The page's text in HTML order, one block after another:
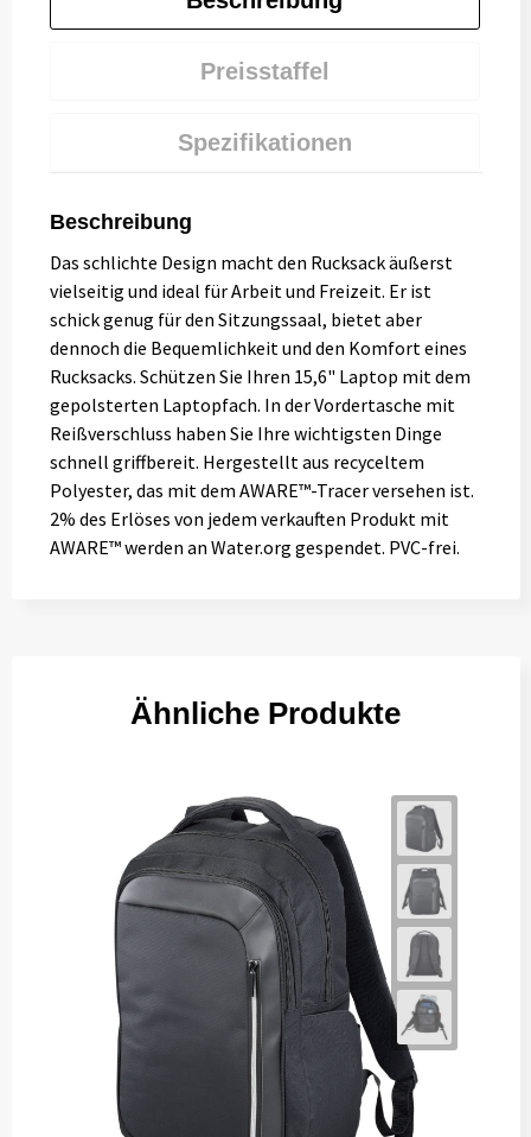
Preisstaffel
Spezifikationen
Beschreibung
Das schlichte Design macht den Rucksack äußerst
vielseitig und ideal für Arbeit und Freizeit. Er ist
schick genug für den Sitzungssaal, bietet aber
dennoch die Bequemlichkeit und den Komfort eines
Rucksacks. Schützen Sie Ihren 15,6" Laptop mit dem
gepolsterten Laptopfach. In der Vordertasche mit
Reißverschluss haben Sie Ihre wichtigsten Dinge
schnell griffbereit. Hergestellt aus recyceltem
Polyester, das mit dem AWARE™-Tracer versehen ist.
2% des Erlöses von jedem verkauften Produkt mit
AWARE™ werden an Water.org gespendet. PVC-frei.
Ähnliche Produkte